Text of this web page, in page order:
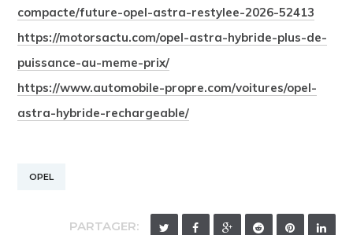
compacte/future-opel-astra-restylee-2026-52413
https://motorsactu.com/opel-astra-hybride-plus-de-
puissance-au-meme-prix/
https://www.automobile-propre.com/voitures/opel-
astra-hybride-rechargeable/
OPEL
PARTAGER: